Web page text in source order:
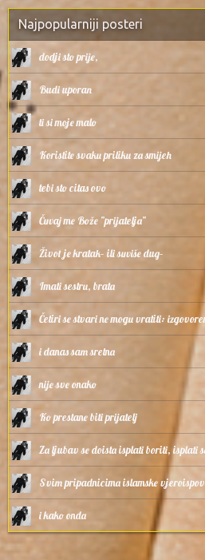
Najpopularniji posteri
dodji sto prije,
Budi uporan
ti si moje malo
Koristite svaku priliku za smijeh
tebi sto citas ovo
Čuvaj me Bože ”prijatelja”
Život je kratak– ili suviše dug–
Imati sestru, brata
Četiri se stvari ne mogu vratiti:
i danas sam sretna
nije sve onako
Ko prestane biti prijatelj
Za ljubav se doista isplati boriti, isplati
Svim pripadnicima islamske
i kako onda